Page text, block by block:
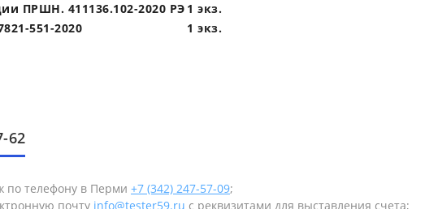
ПРШН. 411136.102-2020 РЭ 1 экз.
551-2020
1 экз.
62
по телефону в Перми +7 (342) 247-57-09;
почту info@tester59.ru с реквизитами для выставления счета;